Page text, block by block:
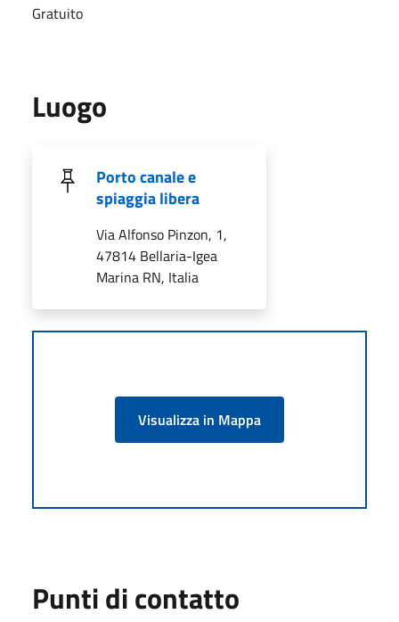
Gratuito
Luogo
Porto canale e
spiaggia libera
Via Alfonso Pinzon, 1,
47814 Bellaria-Igea
Marina RN, Italia
Visualizza in Mappa
Punti di contatto